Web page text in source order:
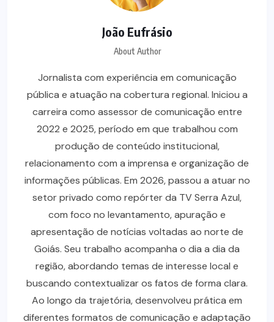
João Eufrásio
About Author
Jornalista com experiência em comunicação
pública e atuação na cobertura regional. Iniciou a
carreira como assessor de comunicação entre
2022 e 2025, período em que trabalhou com
produção de conteúdo institucional,
relacionamento com a imprensa e organização de
informações públicas. Em 2026, passou a atuar no
setor privado como repórter da TV Serra Azul,
com foco no levantamento, apuração e
apresentação de notícias voltadas ao norte de
Goiás. Seu trabalho acompanha o dia a dia da
região, abordando temas de interesse local e
buscando contextualizar os fatos de forma clara.
Ao longo da trajetória, desenvolveu prática em
diferentes formatos de comunicação e adaptação